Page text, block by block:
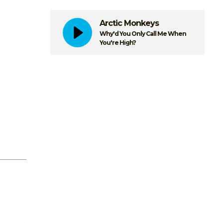
Arctic Monkeys
Why'd You Only Call Me When
You're High?